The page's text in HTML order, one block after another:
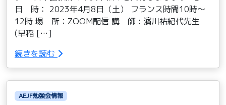
日 時： 2023年4月8日（土） フランス時間10時〜
12時 場 所：ZOOM配信 講 師 : 濱川祐紀代先生
(早稲 […]
続きを読む
AEJF勉強会情報